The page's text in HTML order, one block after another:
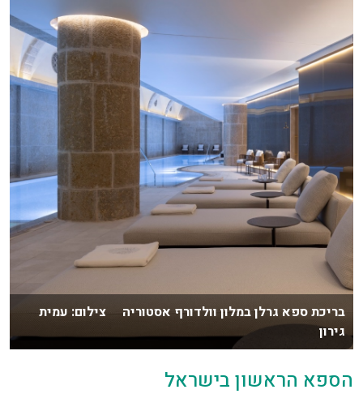
בריכת ספא גרלן במלון וולדורף אסטוריה צילום: עמית
גירון
הספא הראשון בישראל